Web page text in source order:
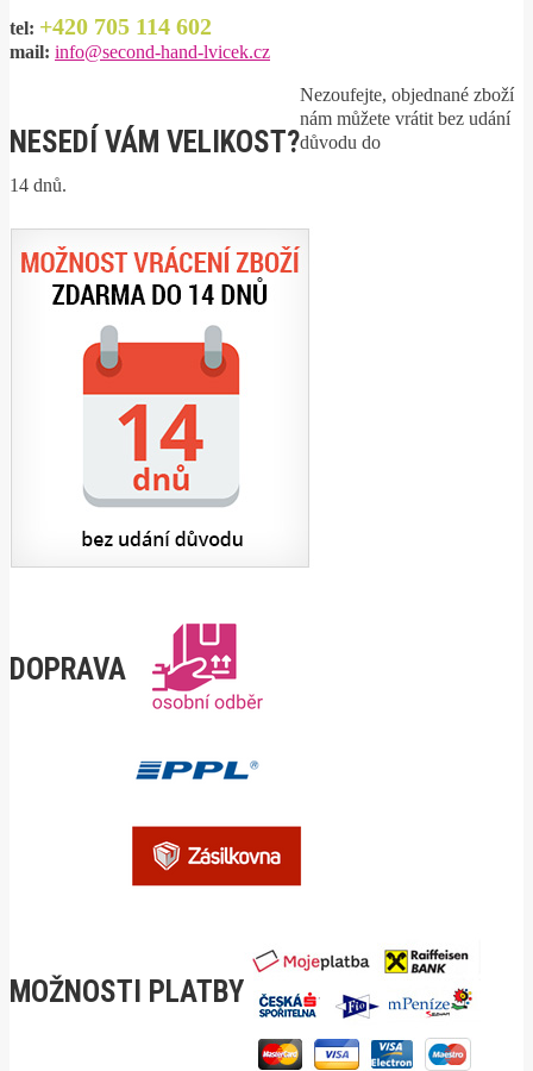
tel: +420 705 114 602
mail: info@second-hand-lvicek.cz
NESEDÍ VÁM VELIKOST?
Nezoufejte, objednané zboží
nám můžete vrátit bez udání
důvodu do
14 dnů.
DOPRAVA
MOŽNOSTI PLATBY